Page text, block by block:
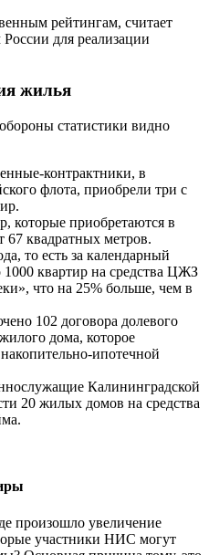
рейтингам, считает
для реализации
жилья
статистики видно
контрактники, в
флота, приобрели три с
которые приобретаются в
67 квадратных метров.
то есть за календарный
квартир на средства ЦЖЗ
что на 25% больше, чем в
102 договора долевого
дома, которое
ипотечной
Калининградской
20 жилых домов на средства
произошло увеличение
участники НИС могут